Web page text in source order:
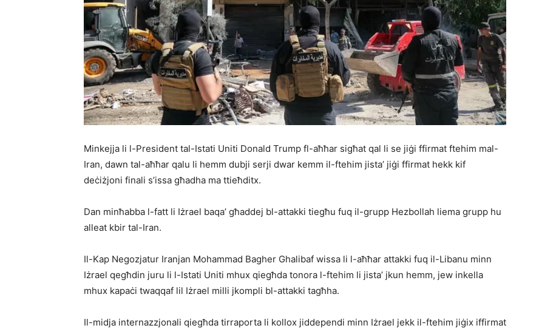
Minkejja li l-President tal-Istati Uniti Donald Trump fl-aħħar sigħat qal li se jiġi ffirmat ftehim mal-
Iran, dawn tal-aħħar qalu li hemm dubji serji dwar kemm il-ftehim jista’ jiġi ffirmat hekk kif
deċiżjoni finali s’issa għadha ma ttieħditx.
Dan minħabba l-fatt li Iżrael baqa’ għaddej bl-attakki tiegħu fuq il-grupp Hezbollah liema grupp hu
alleat kbir tal-Iran.
Il-Kap Negozjatur Iranjan Mohammad Bagher Ghalibaf wissa li l-aħħar attakki fuq il-Libanu minn
Iżrael qegħdin juru li l-Istati Uniti mhux qiegħda tonora l-ftehim li jista’ jkun hemm, jew inkella
mhux kapaċi twaqqaf lil Iżrael milli jkompli bl-attakki tagħha.
Il-midja internazzjonali qiegħda tirraporta li kollox jiddependi minn Iżrael jekk il-ftehim jiġix iffirmat